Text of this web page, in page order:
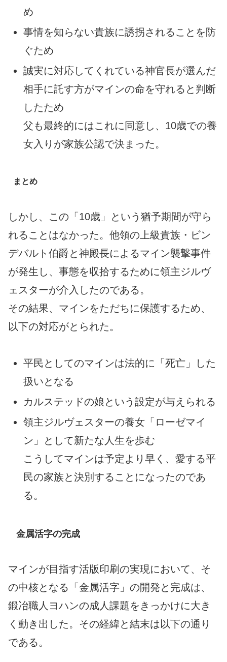
め
事情を知らない貴族に誘拐されることを防
ぐため
誠実に対応してくれている神官長が選んだ
相手に託す方がマインの命を守れると判断
したため
父も最終的にはこれに同意し、10歳での養
女入りが家族公認で決まった。
まとめ
しかし、この「10歳」という猶予期間が守ら
れることはなかった。他領の上級貴族・ビン
デバルト伯爵と神殿長によるマイン襲撃事件
が発生し、事態を収拾するために領主ジルヴ
ェスターが介入したのである。
その結果、マインをただちに保護するため、
以下の対応がとられた。
平民としてのマインは法的に「死亡」した
扱いとなる
カルステッドの娘という設定が与えられる
領主ジルヴェスターの養女「ローゼマイ
ン」として新たな人生を歩む
こうしてマインは予定より早く、愛する平
民の家族と決別することになったのであ
る。
金属活字の完成
マインが目指す活版印刷の実現において、そ
の中核となる「金属活字」の開発と完成は、
鍛冶職人ヨハンの成人課題をきっかけに大き
く動き出した。その経緯と結末は以下の通り
である。